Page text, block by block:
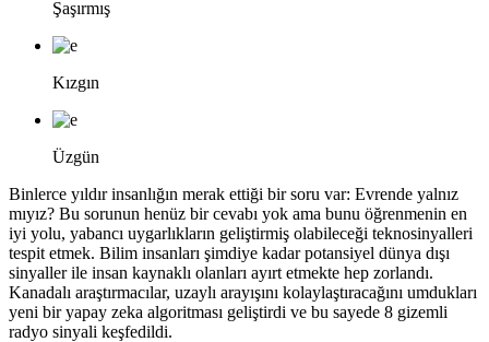
Şaşırmış
Kızgın
Üzgün
Binlerce yıldır insanlığın merak ettiği bir soru var: Evrende yalnız
mıyız? Bu sorunun henüz bir cevabı yok ama bunu öğrenmenin en
iyi yolu, yabancı uygarlıkların geliştirmiş olabileceği teknosinyalleri
tespit etmek. Bilim insanları şimdiye kadar potansiyel dünya dışı
sinyaller ile insan kaynaklı olanları ayırt etmekte hep zorlandı.
Kanadalı araştırmacılar, uzaylı arayışını kolaylaştıracağını umdukları
yeni bir yapay zeka algoritması geliştirdi ve bu sayede 8 gizemli
radyo sinyali keşfedildi.